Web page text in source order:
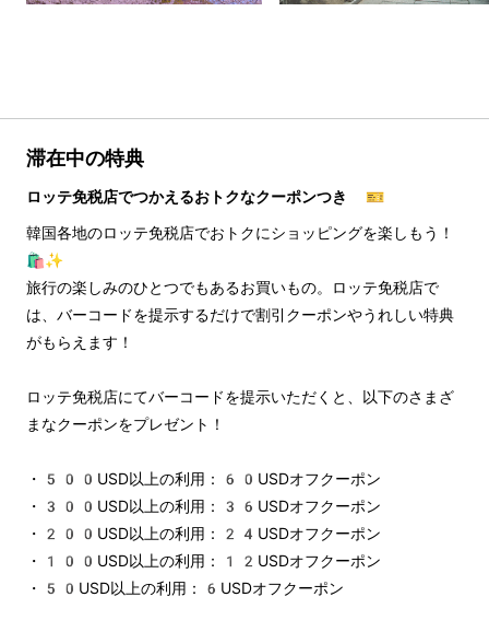
滞在中の特典
ロッテ免税店でつかえるおトクなクーポンつき 🎫
韓国各地のロッテ免税店でおトクにショッピングを楽しもう！
🛍️✨
旅行の楽しみのひとつでもあるお買いもの。ロッテ免税店で
は、バーコードを提示するだけで割引クーポンやうれしい特典
がもらえます！
ロッテ免税店にてバーコードを提示いただくと、以下のさまざ
まなクーポンをプレゼント！
・500USD以上の利用：60USDオフクーポン
・300USD以上の利用：36USDオフクーポン
・200USD以上の利用：24USDオフクーポン
・100USD以上の利用：12USDオフクーポン
・50USD以上の利用：6USDオフクーポン